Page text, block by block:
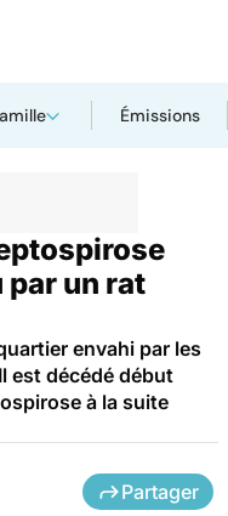
Émissions
par un rat
envahi par les
est décédé début
à la suite
Partager